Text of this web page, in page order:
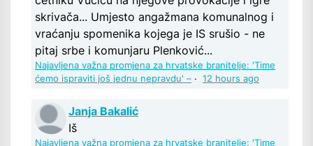
skrivača... Umjesto angažmana komunalnog i
vraćanju spomenika kojega je IS srušio - ne
pitaj srbe i komunjaru Plenković...
Najavljena važna promjena za hrvatske branitelje: 'Time
ćemo ispraviti još jednu nepravdu' – · 12 hours ago
Janja Bakalić
Iš
Najavljena važna promjena za hrvatske branitelje: 'Time